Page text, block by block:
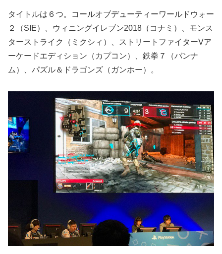
タイトルは６つ。コールオブデューティーワールドウォー
２（SIE）、ウィニングイレブン2018（コナミ）、モンス
ターストライク（ミクシィ）、ストリートファイターVア
ーケードエディション（カプコン）、鉄拳７（バンナ
ム）、パズル＆ドラゴンズ（ガンホー）。